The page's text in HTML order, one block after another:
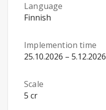
Language
Finnish
Implemention time
25.10.2026 – 5.12.2026
Scale
5 cr